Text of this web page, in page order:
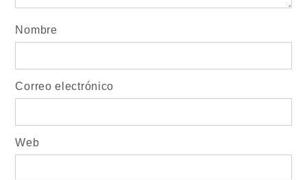
Nombre
Correo electrónico
Web